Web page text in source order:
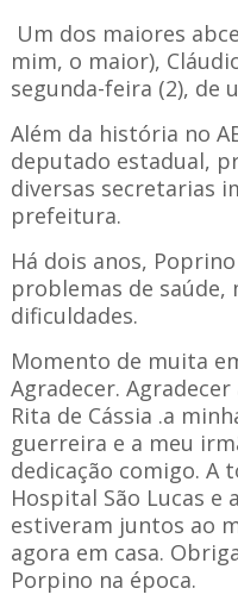
Um dos maiores
mim, o maior),
segunda-feira (2), de
Além da história no
deputado estadual,
diversas secretarias
prefeitura.
Há dois anos,
problemas de saúde,
dificuldades.
Momento de muita
Agradecer.
Rita de Cássia .a
guerreira e a meu
dedicação comigo. A
Hospital São Lucas e
estiveram juntos ao
agora em casa.
Porpino na época.